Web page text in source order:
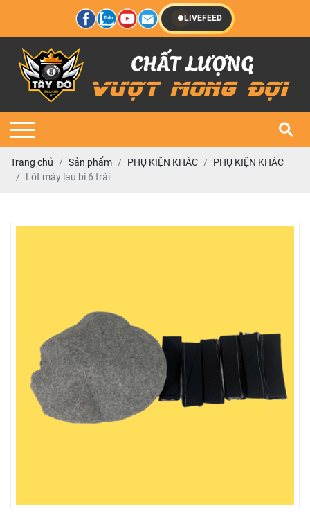
LIVEFEED
Trang chủ Sản phẩm PHỤ KIỆN KHÁC
PHỤ KIỆN KHÁC
Lót máy lau bi 6 trái